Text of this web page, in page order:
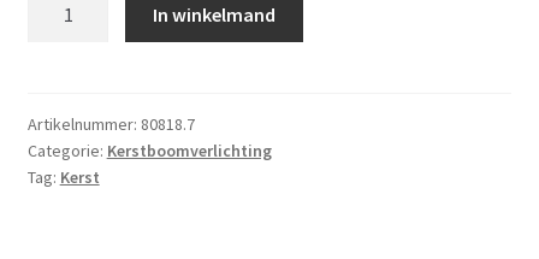
-
warm
wit
In winkelmand
Artikelnummer: 80818.7
Categorie: Kerstboomverlichting
Tag: Kerst